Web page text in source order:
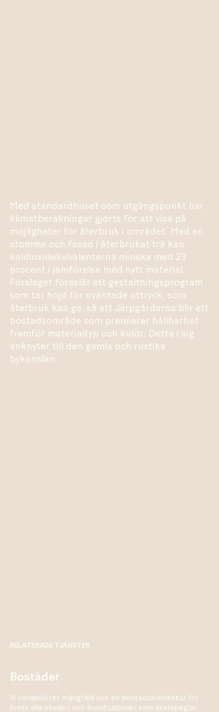
Med standardhuset som utgångspunkt har
klimatberäkningar gjorts för att visa på
möjligheter för återbruk i området. Med en
stomme och fasad i återbrukat trä kan
koldioxidekvivalenterna minska med 23
procent i jämförelse med nytt material.
Förslaget föreslår ett gestaltningsprogram
som tar höjd för oväntade uttryck, som
återbruk kan ge, så att Järpgårdarna blir ett
bostadsområde som premierar hållbarhet
framför materialtyp och kulör. Detta i sig
anknyter till den gamla och rustika
bykänslan.
RELATERADE TJÄNSTER
bostäder
Vi värdesätter mångfald och en bostadsarkitektur för
livets alla skeden och livssituationer som återspeglar